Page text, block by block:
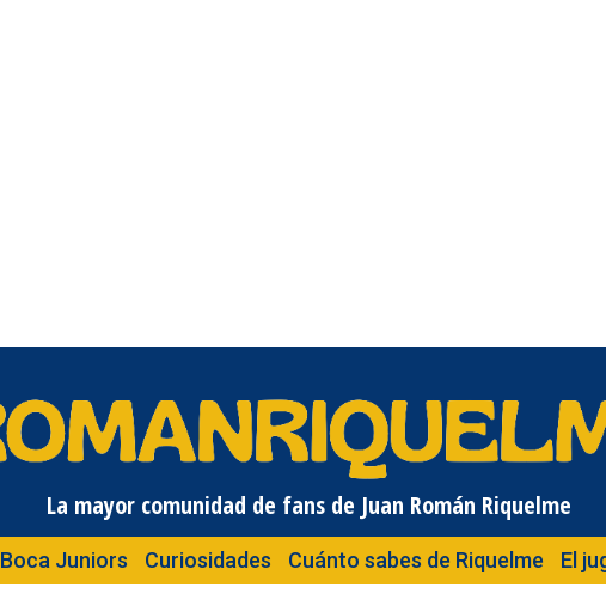
La mayor comunidad de fans de Juan Román Riquelme
Boca Juniors Curiosidades Cuánto sabes de Riquelme El